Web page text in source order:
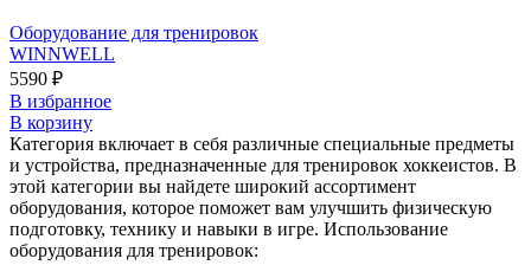
Оборудование для тренировок
WINNWELL
5590 ₽
В избранное
В корзину
Категория включает в себя различные специальные предметы
и устройства, предназначенные для тренировок хоккеистов. В
этой категории вы найдете широкий ассортимент
оборудования, которое поможет вам улучшить физическую
подготовку, технику и навыки в игре. Использование
оборудования для тренировок: